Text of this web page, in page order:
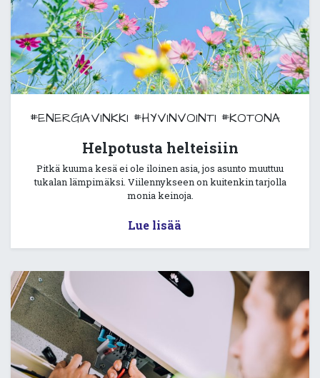
#ENERGIAVINKKI #HYVINVOINTI #KOTONA
Helpotusta helteisiin
Pitkä kuuma kesä ei ole iloinen asia, jos asunto muuttuu
tukalan lämpimäksi. Viilennykseen on kuitenkin tarjolla
monia keinoja.
Lue lisää